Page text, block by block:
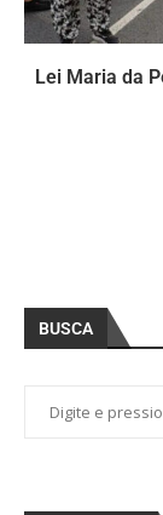
Lei Maria da
BUSCA